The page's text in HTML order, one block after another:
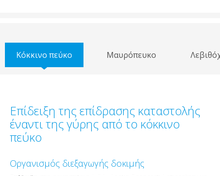
Κόκκινο πεύκο Μαυρόπευκο
Επίδειξη της επίδρασης καταστολής
έναντι της γύρης από το κόκκινο
πεύκο
Οργανισμός διεξαγωγής δοκιμής